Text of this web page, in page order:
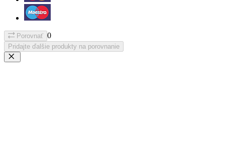
Porovnať 0
Pridajte ďalšie produkty na porovnanie